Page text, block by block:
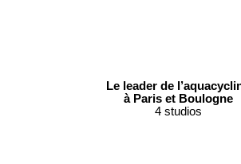
Le leader de
à Paris et Boulogne
4 studios